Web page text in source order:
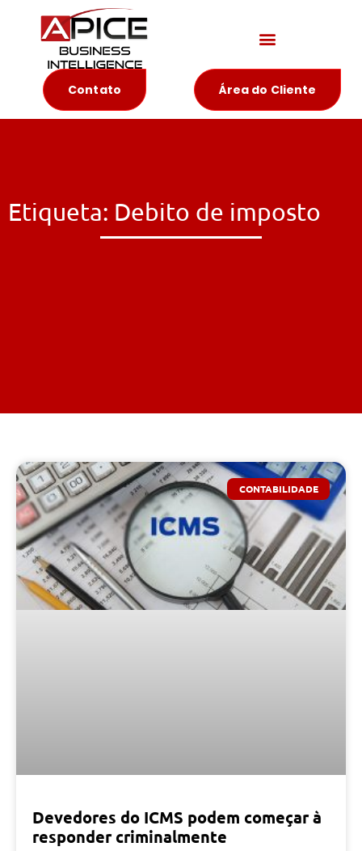
Contato Área do Cliente
Etiqueta: Debito de imposto
CONTABILIDADE
Devedores do ICMS podem começar à
responder criminalmente